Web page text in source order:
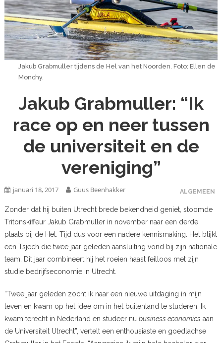
Jakub Grabmuller tijdens de Hel van het Noorden. Foto: Ellen de
Monchy.
Jakub Grabmuller: “Ik
race op en neer tussen
de universiteit en de
vereniging”
ALGEMEEN
januari 18, 2017 Guus Beenhakker
Zonder dat hij buiten Utrecht brede bekendheid geniet, stoomde
Tritonskiffeur Jakub Grabmuller in november naar een derde
plaats bij de Hel. Tijd dus voor een nadere kennismaking. Het blijkt
een Tsjech die twee jaar geleden aansluiting vond bij zijn nationale
team. Dit jaar combineert hij het roeien haast feilloos met zijn
studie bedrijfseconomie in Utrecht.
“Twee jaar geleden zocht ik naar een nieuwe uitdaging in mijn
leven en kwam op het idee om in het buitenland te studeren. Ik
kwam terecht in Nederland en studeer nu business economics aan
de Universiteit Utrecht”, vertelt een enthousiaste en goedlachse